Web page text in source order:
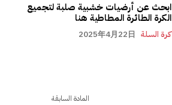
ابحث عن أرضيات خشبية صلبة لتجميع
الكرة الطائرة المطاطية هنا
كرة السلة 2025年4月22日
المادة السابقة